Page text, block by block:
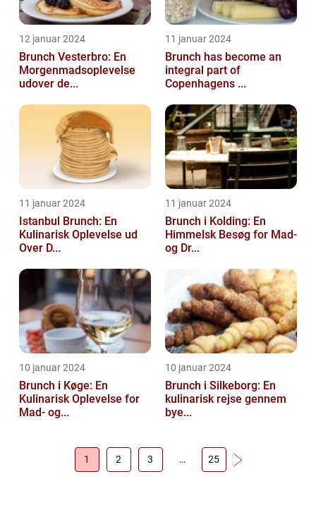
12 januar 2024
Brunch Vesterbro: En
Morgenmadsoplevelse
udover de...
11 januar 2024
Brunch has become an
integral part of
Copenhagens ...
11 januar 2024
Istanbul Brunch: En
Kulinarisk Oplevelse ud
Over D...
11 januar 2024
Brunch i Kolding: En
Himmelsk Besøg for Mad-
og Dr...
10 januar 2024
Brunch i Køge: En
Kulinarisk Oplevelse for
Mad- og...
10 januar 2024
Brunch i Silkeborg: En
kulinarisk rejse gennem
bye...
1 2 3 … 25